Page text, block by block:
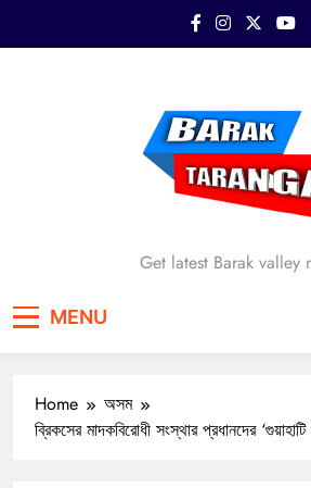
Barak
Get latest Barak valley
MENU
Home
অসম
ব্রিকসের মাদকবিরোধী সংস্থার প্রধানদের